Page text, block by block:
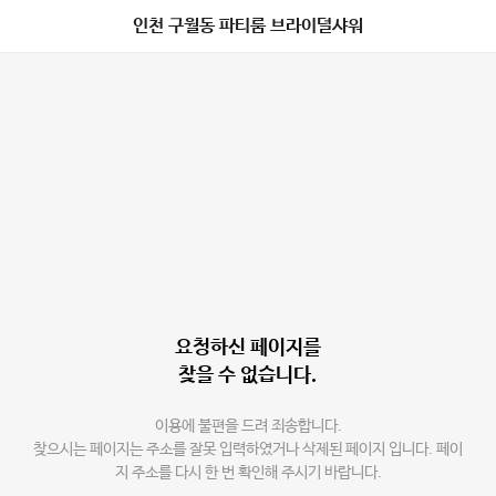
인천 구월동 파티룸 브라이덜샤워
요청하신 페이지를
찾을 수 없습니다.
이용에 불편을 드려 죄송합니다.
찾으시는 페이지는 주소를 잘못 입력하였거나 삭제된 페이지 입니다. 페이
지 주소를 다시 한 번 확인해 주시기 바랍니다.